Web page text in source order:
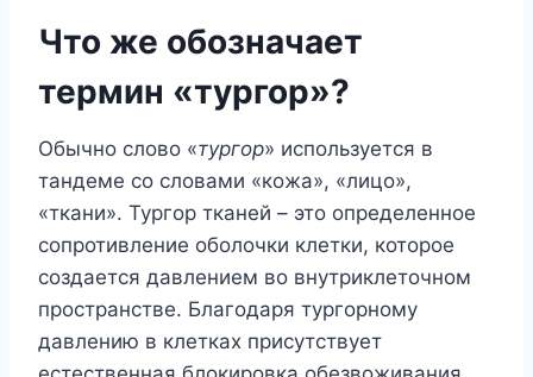
Что же обозначает
термин «тургор»?
Обычно слово «тургор» используется в
тандеме со словами «кожа», «лицо»,
«ткани». Тургор тканей – это определенное
сопротивление оболочки клетки, которое
создается давлением во внутриклеточном
пространстве. Благодаря тургорному
давлению в клетках присутствует